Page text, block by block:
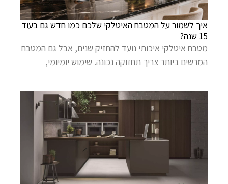
איך לשמור על המטבח האיטלקי שלכם כמו חדש גם בעוד
15 שנה?
מטבח איטלקי איכותי נועד להחזיק שנים, אבל גם המטבח
המרשים ביותר צריך תחזוקה נכונה. שימוש יומיומי,